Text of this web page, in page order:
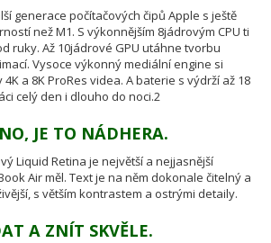
generace počítačových čipů Apple s ještě
než M1. S výkonnějším 8jádrovým CPU ti
ruky. Až 10jádrové GPU utáhne tvorbu
Vysoce výkonný mediální engine si
a 8K ProRes videa. A baterie s výdrží až 18
celý den i dlouho do noci.2
JE TO NÁDHERA.
Liquid Retina je největší a nejjasnější
Air měl. Text je na něm dokonale čitelný a
s větším kontrastem a ostrými detaily.
A ZNÍT SKVĚLE.